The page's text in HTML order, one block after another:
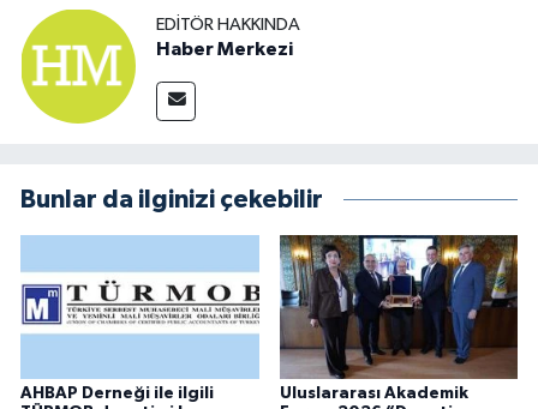
EDITÖR HAKKINDA
Haber Merkezi
Bunlar da ilginizi çekebilir
AHBAP Derneği ile ilgili
Uluslararası Akademik